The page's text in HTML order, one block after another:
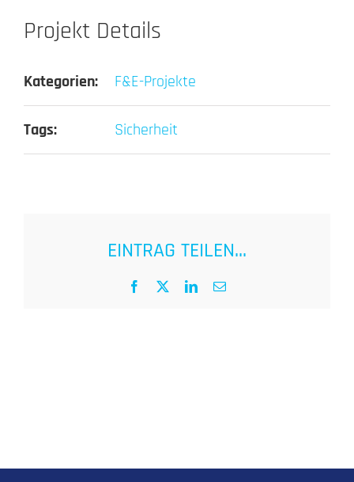
Projekt Details
Kategorien: F&E-Projekte
Tags: Sicherheit
EINTRAG TEILEN...
Facebook LinkedIn
E-